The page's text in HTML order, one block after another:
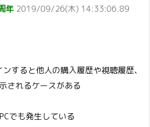
年 2019/09/26(木) 14:33:06.89
すると他人の購入履歴や視聴履歴、
されるケースがある
でも発生している